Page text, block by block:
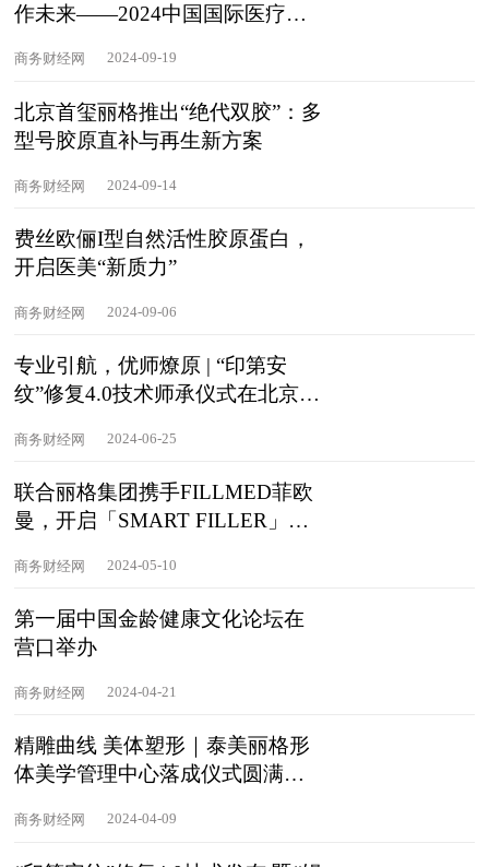
作未来——2024中国国际医疗健
举办
商务财经网 2024-09-19
北京首玺丽格推出“绝代双胶”：多
型号胶原直补与再生新方案
商务财经网 2024-09-14
费丝欧俪I型自然活性胶原蛋白，
开启医美“新质力”
商务财经网 2024-09-06
专业引航，优师燎原 | “印第安
纹”修复4.0技术师承仪式在北京泰
商务财经网 2024-06-25
联合丽格集团携手FILLMED菲欧
曼，开启「SMART FILLER」面
商务财经网 2024-05-10
第一届中国金龄健康文化论坛在
营口举办
商务财经网 2024-04-21
精雕曲线 美体塑形｜泰美丽格形
体美学管理中心落成仪式圆满成
商务财经网 2024-04-09